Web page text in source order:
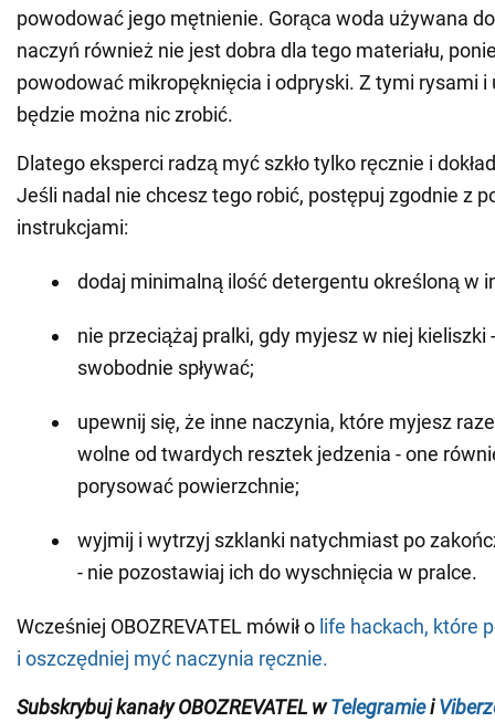
powodować jego mętnienie. Gorąca woda używana
naczyń również nie jest dobra dla tego materiału,
powodować mikropęknięcia i odpryski. Z tymi rysami i
będzie można nic zrobić.
Dlatego eksperci radzą myć szkło tylko ręcznie i
Jeśli nadal nie chcesz tego robić, postępuj zgodnie z
instrukcjami:
dodaj minimalną ilość detergentu określoną w
nie przeciążaj pralki, gdy myjesz w niej kieliszki
swobodnie spływać;
upewnij się, że inne naczynia, które myjesz
wolne od twardych resztek jedzenia - one
porysować powierzchnie;
wyjmij i wytrzyj szklanki natychmiast po
- nie pozostawiaj ich do wyschnięcia w pralce.
Wcześniej OBOZREVATEL mówił o life hackach, które
i oszczędniej myć naczynia ręcznie.
Subskrybuj kanały OBOZREVATEL wTelegramiei